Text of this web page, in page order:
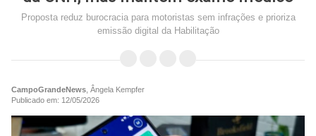
Proposta reduz burocracia para motoristas sem infrações e prioriza
emissão digital da Habilitação
CampoGrandeNews , Ângela Kempfer
Publicado em: 12/05/2026